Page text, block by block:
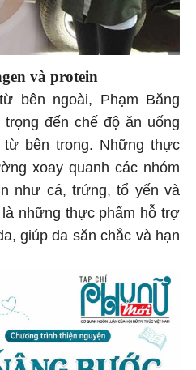
và protein
bên ngoài, Phạm Băng
đến chế độ ăn uống
bên trong. Những thực
xoay quanh các nhóm
như cá, trứng, tổ yến và
những thực phẩm hỗ trợ
giúp da săn chắc và hạn